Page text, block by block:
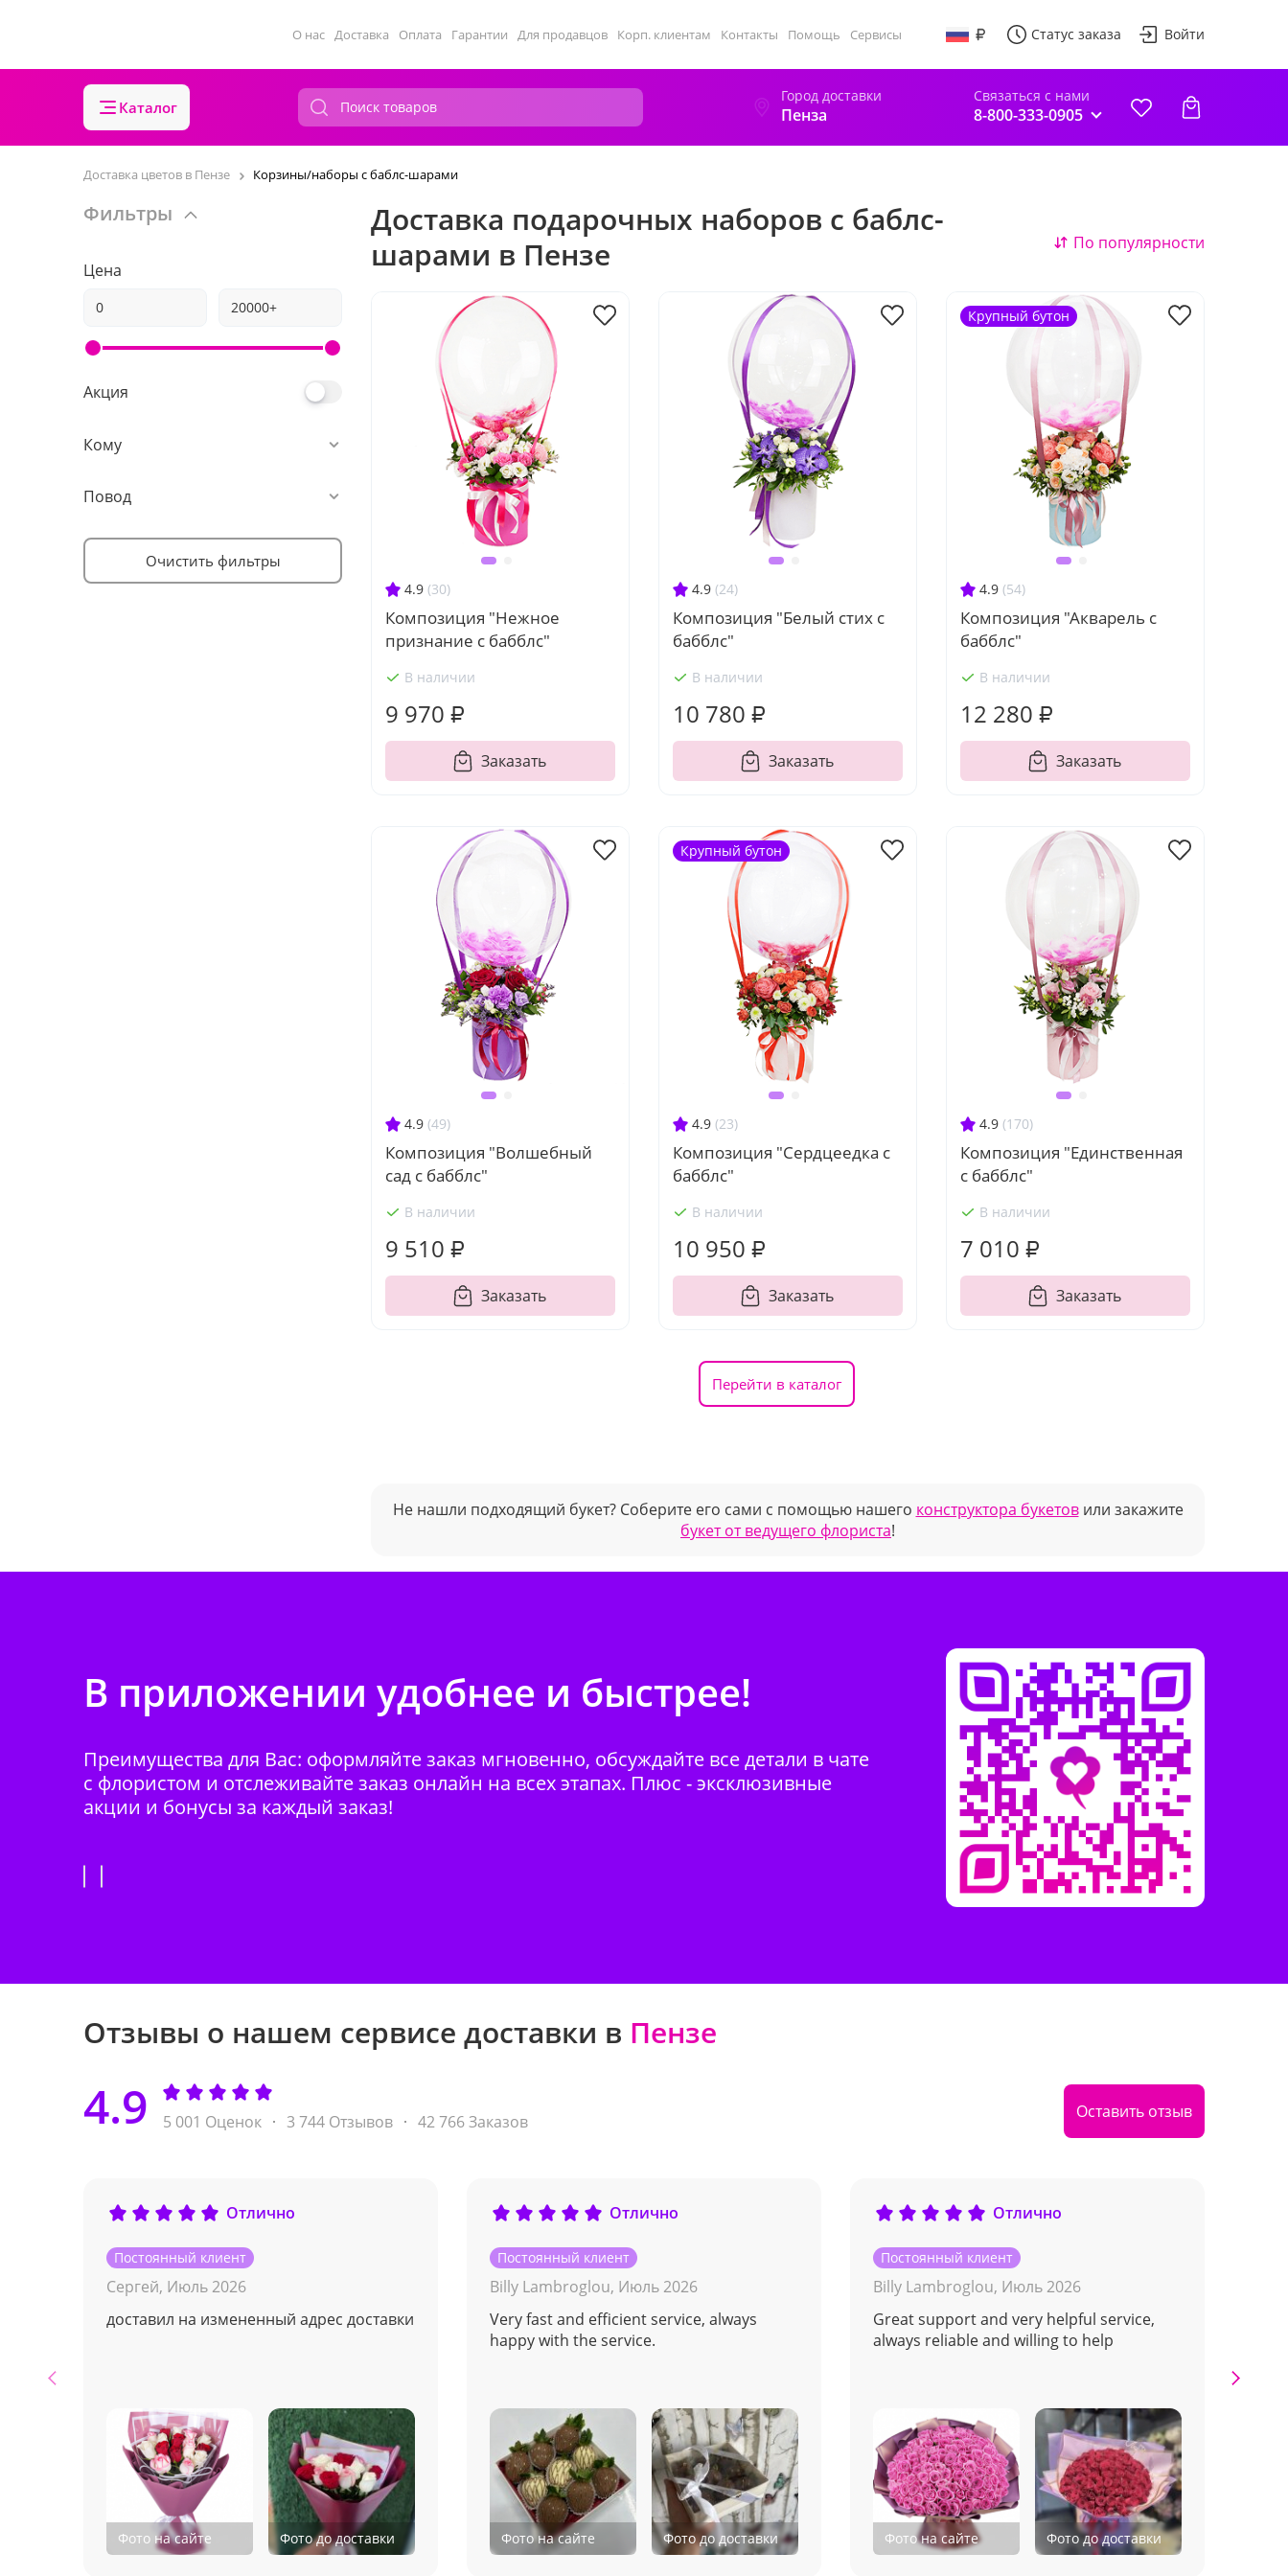
О нас Доставка Оплата Гарантии Для продавцов Корп. клиентам Контакты Помощь Сервисы Статус заказа Войти
Каталог
Город доставки
Пенза
Связаться с нами
8-800-333-0905
Доставка цветов в Пензе Корзины/наборы с баблс-шарами
Фильтры
Цена
Акция
Кому
Повод
Очистить фильтры
Доставка подарочных наборов с баблс-
шарами в Пензе
По популярности
4.9 (30)
Композиция "Нежное
признание с бабблс"
В наличии
9 970 ₽
Заказать
4.9 (24)
Композиция "Белый стих с
бабблс"
В наличии
10 780 ₽
Заказать
4.9 (54)
Композиция "Акварель с
бабблс"
В наличии
12 280 ₽
Заказать
Крупный бутон
4.9 (49)
Композиция "Волшебный
сад с бабблс"
В наличии
9 510 ₽
Заказать
4.9 (23)
Композиция "Сердцеедка с
бабблс"
В наличии
10 950 ₽
Заказать
Крупный бутон
4.9 (170)
Композиция "Единственная
с бабблс"
В наличии
7 010 ₽
Заказать
Перейти в каталог
Не нашли подходящий букет? Соберите его сами с помощью нашего конструктора букетовили закажите
букет от ведущего флориста!
В приложении удобнее и быстрее!
Преимущества для Вас: оформляйте заказ мгновенно, обсуждайте все детали в чате
с флористом и отслеживайте заказ онлайн на всех этапах. Плюс - эксклюзивные
акции и бонусы за каждый заказ!
Отзывы о нашем сервисе доставки в Пензе
4.9 5 001 Оценок 3 744 Отзывов 42 766 Заказов
Оставить отзыв
Отлично
Постоянный клиент
Сергей, Июль 2026
доставил на измененный адрес доставки
Фото на сайте Фото до доставки
Отлично
Постоянный клиент
Billy Lambroglou, Июль 2026
Very fast and efficient service, always
happy with the service.
Фото на сайте Фото до доставки
Отлично
Постоянный клиент
Billy Lambroglou, Июль 2026
Great support and very helpful service,
always reliable and willing to help
Фото на сайте Фото до доставки